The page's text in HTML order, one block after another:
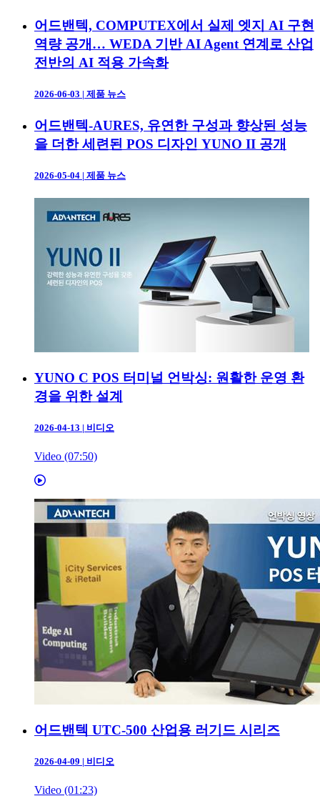
어드밴텍, COMPUTEX에서 실제 엣지 AI 구현
역량 공개… WEDA 기반 AI Agent 연계로 산업
전반의 AI 적용 가속화
2026-06-03 | 제품 뉴스
어드밴텍-AURES, 유연한 구성과 향상된 성능
을 더한 세련된 POS 디자인 YUNO II 공개
2026-05-04 | 제품 뉴스
YUNO C POS 터미널 언박싱: 원활한 운영 환
경을 위한 설계
2026-04-13 | 비디오
Video (07:50)
어드밴텍 UTC-500 산업용 러기드 시리즈
2026-04-09 | 비디오
Video (01:23)